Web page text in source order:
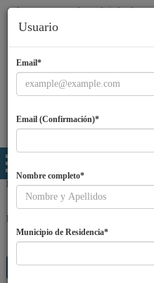
Usuario
Email*
Email (Confirmación)*
Nombre completo*
Municipio de Residencia*
Email
Password
Entra ¿Olvidaste tu password?